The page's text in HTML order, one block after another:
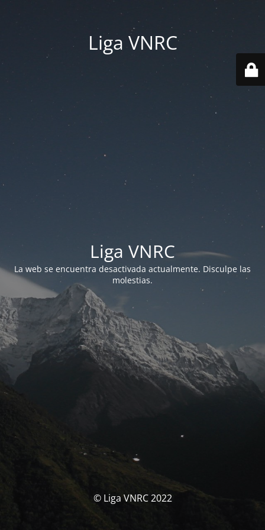
Liga VNRC
Liga VNRC
La web se encuentra desactivada actualmente. Disculpe las
molestias.
© Liga VNRC 2022